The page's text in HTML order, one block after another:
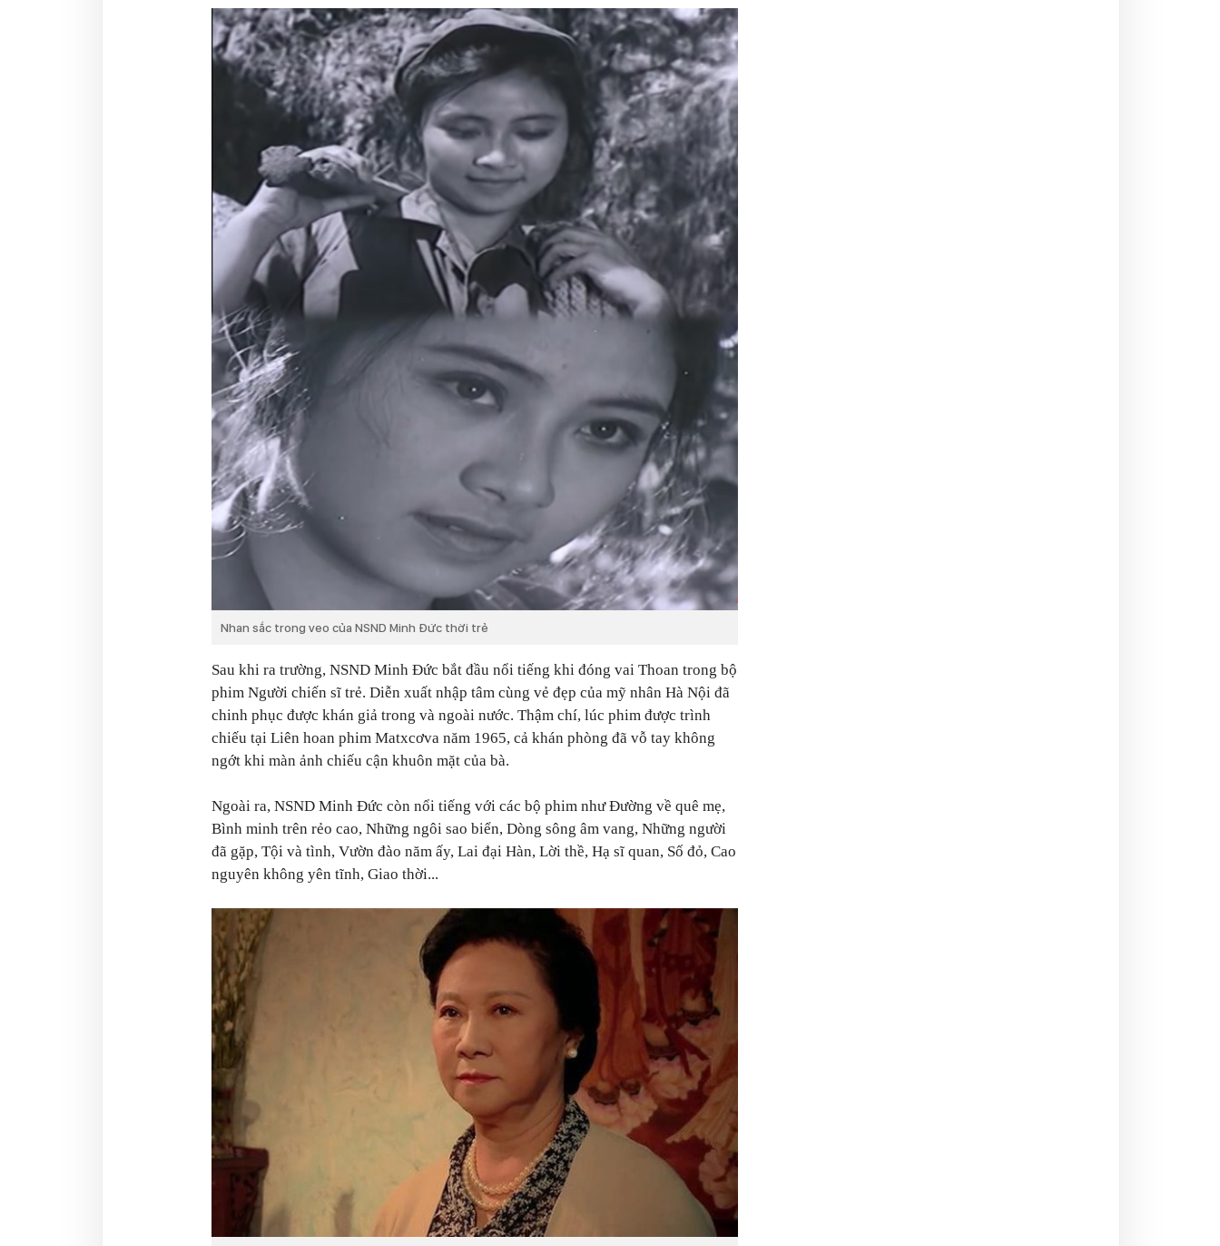
Nhan sắc trong veo của NSND Minh Đức thời trẻ
Sau khi ra trường, NSND Minh Đức bắt đầu nổi tiếng khi đóng vai Thoan trong bộ
phim Người chiến sĩ trẻ. Diễn xuất nhập tâm cùng vẻ đẹp của mỹ nhân Hà Nội đã
chinh phục được khán giả trong và ngoài nước. Thậm chí, lúc phim được trình
chiếu tại Liên hoan phim Matxcơva năm 1965, cả khán phòng đã vỗ tay không
ngớt khi màn ảnh chiếu cận khuôn mặt của bà.
Ngoài ra, NSND Minh Đức còn nổi tiếng với các bộ phim như Đường về quê mẹ,
Bình minh trên rẻo cao, Những ngôi sao biển, Dòng sông âm vang, Những người
đã gặp, Tội và tình, Vườn đào năm ấy, Lai đại Hàn, Lời thề, Hạ sĩ quan, Số đỏ, Cao
nguyên không yên tĩnh, Giao thời...